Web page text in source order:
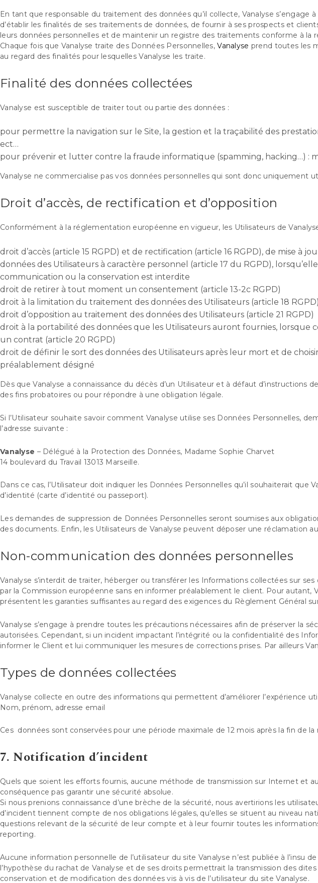
En tant que responsable du traitement des données qu’il collecte, Vanalyse
d’établir les finalités de ses traitements de données, de fournir à ses prospects et
leurs données personnelles et de maintenir un registre des traitements conforme à la
Chaque fois que Vanalyse traite des Données Personnelles,Vanalyse prend toutes les
au regard des finalités pour lesquelles Vanalyse les traite.
Finalité des données collectées
Vanalyse est susceptible de traiter tout ou partie des données :
pour permettre la navigation sur le Site, la gestion et la traçabilité des
ect…
pour prévenir et lutter contre la fraude informatique (spamming, hacking…) :
Vanalyse ne commercialise pas vos données personnelles qui sont donc uniquement
Droit d’accès, de rectification et d’opposition
Conformément à la réglementation européenne en vigueur, les Utilisateurs de
droit d’accès (article 15 RGPD) et de rectification (article 16 RGPD), de mise
données des Utilisateurs à caractère personnel (article 17 du RGPD),
communication ou la conservation est interdite
droit de retirer à tout moment un consentement (article 13-2c RGPD)
droit à la limitation du traitement des données des Utilisateurs (article 18 RGPD)
droit d’opposition au traitement des données des Utilisateurs (article 21 RGPD)
droit à la portabilité des données que les Utilisateurs auront fournies,
un contrat (article 20 RGPD)
droit de définir le sort des données des Utilisateurs après leur mort et de
préalablement désigné
Dès que Vanalyse a connaissance du décès d’un Utilisateur et à défaut d’instructions
des fins probatoires ou pour répondre à une obligation légale.
Si l’Utilisateur souhaite savoir comment Vanalyse utilise ses Données Personnelles,
l’adresse suivante :
Vanalyse – Délégué à la Protection des Données, Madame Sophie Charvet
14 boulevard du Travail 13013 Marseille.
Dans ce cas, l’Utilisateur doit indiquer les Données Personnelles qu’il souhaiterait
d’identité (carte d’identité ou passeport).
Les demandes de suppression de Données Personnelles seront soumises aux
des documents. Enfin, les Utilisateurs de Vanalyse peuvent déposer une réclamation
Non-communication des données personnelles
Vanalyse s’interdit de traiter, héberger ou transférer les Informations collectées sur
par la Commission européenne sans en informer préalablement le client. Pour autant,
présentent les garanties suffisantes au regard des exigences du Règlement Général
Vanalyse s’engage à prendre toutes les précautions nécessaires afin de préserver la
autorisées. Cependant, si un incident impactant l’intégrité ou la confidentialité des
informer le Client et lui communiquer les mesures de corrections prises. Par ailleurs
Types de données collectées
Vanalyse collecte en outre des informations qui permettent d’améliorer l’expérience
Nom, prénom, adresse email
Ces données sont conservées pour une période maximale de 12 mois après la fin de
7. Notification d’incident
Quels que soient les efforts fournis, aucune méthode de transmission sur Internet et
conséquence pas garantir une sécurité absolue.
Si nous prenions connaissance d’une brèche de la sécurité, nous avertirions les
d’incident tiennent compte de nos obligations légales, qu’elles se situent au niveau
questions relevant de la sécurité de leur compte et à leur fournir toutes les
reporting.
Aucune information personnelle de l’utilisateur du site Vanalyse n’est publiée à l’insu
l’hypothèse du rachat de Vanalyse et de ses droits permettrait la transmission des
conservation et de modification des données vis à vis de l’utilisateur du site Vanalyse.